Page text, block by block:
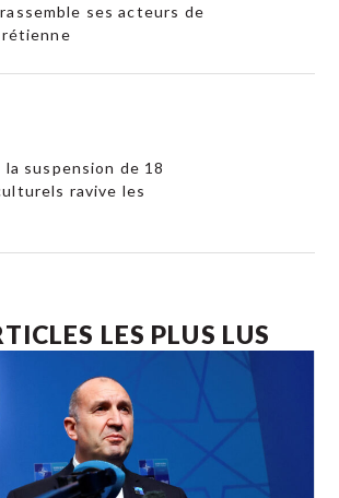
ses acteurs de
la suspension de 18
ravive les
LES PLUS LUS